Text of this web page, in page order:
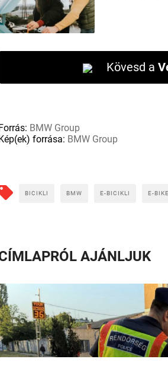
Kövesd a
Forrás: BMW Group
Kép(ek) forrása: BMW Group
BICIKLI BMW E-BICIKLI E-BIKE
AJÁNLJUK